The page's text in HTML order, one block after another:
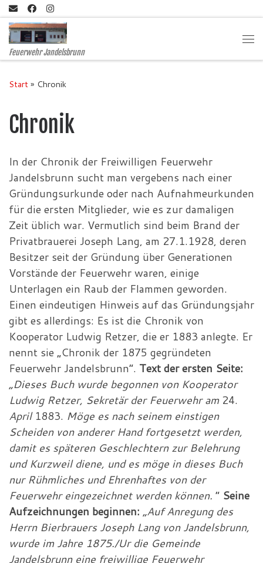
Zum Inhalt springen
Feuerwehr Jandelsbrunn
Start» Chronik
Chronik
In der Chronik der Freiwilligen Feuerwehr
Jandelsbrunn sucht man vergebens nach einer
Gründungsurkunde oder nach Aufnahmeurkunden
für die ersten Mitglieder, wie es zur damaligen
Zeit üblich war. Vermutlich sind beim Brand der
Privatbrauerei Joseph Lang, am 27.1.1928, deren
Besitzer seit der Gründung über Generationen
Vorstände der Feuerwehr waren, einige
Unterlagen ein Raub der Flammen geworden.
Einen eindeutigen Hinweis auf das Gründungsjahr
gibt es allerdings: Es ist die Chronik von
Kooperator Ludwig Retzer, die er 1883 anlegte. Er
nennt sie „Chronik der 1875 gegründeten
Feuerwehr Jandelsbrunn“. Text der ersten Seite:
„Dieses Buch wurde begonnen von Kooperator
Ludwig Retzer, Sekretär der Feuerwehr am 24.
April1883. Möge es nach seinem einstigen
Scheiden von anderer Hand fortgesetzt werden,
damit es späteren Geschlechtern zur Belehrung
und Kurzweil diene, und es möge in dieses Buch
nur Rühmliches und Ehrenhaftes von der
Feuerwehr eingezeichnet werden können. “ Seine
Aufzeichnungen beginnen: „Auf Anregung des
Herrn Bierbrauers Joseph Lang von Jandelsbrunn,
wurde im Jahre 1875./Ur die Gemeinde
Jandelsbrunn eine freiwillige Feuerwehr